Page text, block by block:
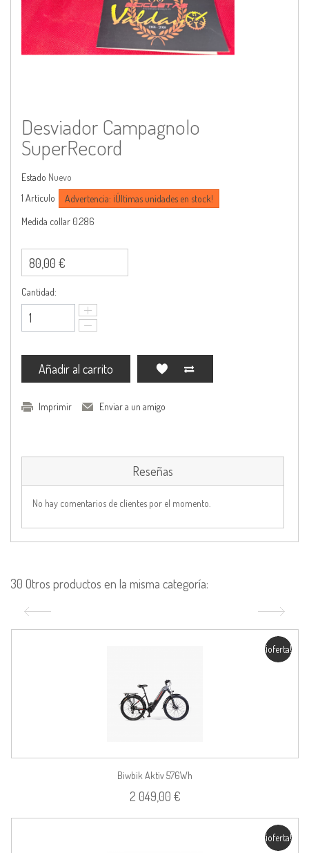
Desviador Campagnolo
SuperRecord
Estado Nuevo
1 Artículo
Advertencia: ¡Últimas unidades en stock!
Medida collar 0.286
80,00 €
Cantidad:
Añadir al carrito
Imprimir Enviar a un amigo
Reseñas
No hay comentarios de clientes por el momento.
30 Otros productos en la misma categoría:
¡oferta!
Biwbik Aktiv 576Wh
2 049,00 €
¡oferta!